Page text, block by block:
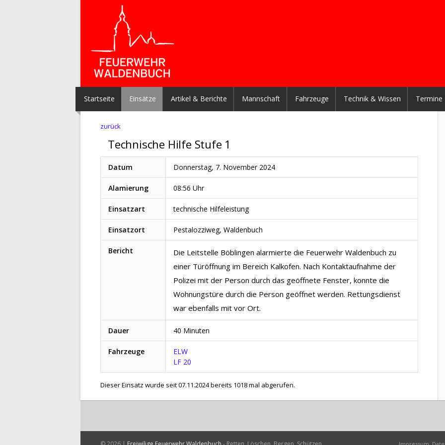
Startseite Einsätze Artikel & Berichte Mannschaft Fahrzeuge Technik & Wissen Termine
zurück
Technische Hilfe Stufe 1
Datum Donnerstag, 7. November 2024
Alamierung 08:56 Uhr
Einsatzart technische Hilfeleistung
Einsatzort Pestalozziweg, Waldenbuch
Bericht
Die Leitstelle Böblingen alarmierte die Feuerwehr Waldenbuch zu
einer Türöffnung im Bereich Kalkofen. Nach Kontaktaufnahme der
Polizei mit der Person durch das geöffnete Fenster, konnte die
Wohnungstüre durch die Person geöffnet werden. Rettungsdienst
war ebenfalls mit vor Ort.
Dauer 40 Minuten
Fahrzeuge
ELW
LF 20
Dieser Einsatz wurde seit 07.11.2024 bereits 1018 mal abgerufen.